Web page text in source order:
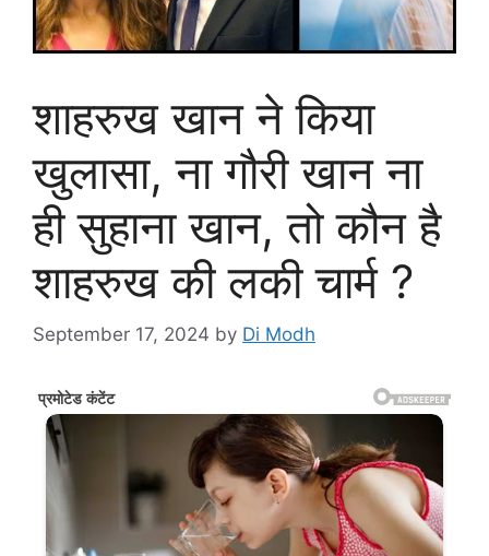
शाहरुख खान ने किया
खुलासा, ना गौरी खान ना
ही सुहाना खान, तो कौन है
शाहरुख की लकी चार्म ?
September 17, 2024 by Di Modh